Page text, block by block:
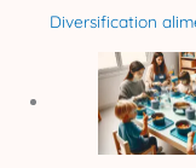
Diversification